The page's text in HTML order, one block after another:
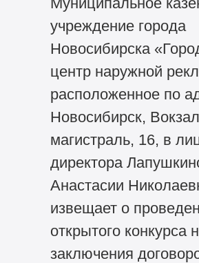
учреждение города
Новосибирска
центр наружной
расположенное по
Новосибирск,
магистраль, 16, в
директора
Анастасии
извещает о
открытого конкурса
заключения